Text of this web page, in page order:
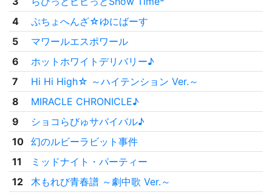
4
ぷちょへんざ☆ゆにばーす
5
マワールエスポワール
6
ホットホワイトデリバリー♪
7
Hi Hi High☆ ～ハイテンション Ver.～
8
MIRACLE CHRONICLE♪
9
ショコらびゅサバイバル♪
10
幻のルビーラビット事件
11
ミッドナイト・パーティー
12
木もれび青春譜 ～劇中歌 Ver.～